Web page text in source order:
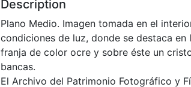
Description
Plano Medio. Imagen tomada en el
condiciones de luz, donde se destaca
franja de color ocre y sobre éste un
bancas.
El Archivo del Patrimonio Fotográfico y